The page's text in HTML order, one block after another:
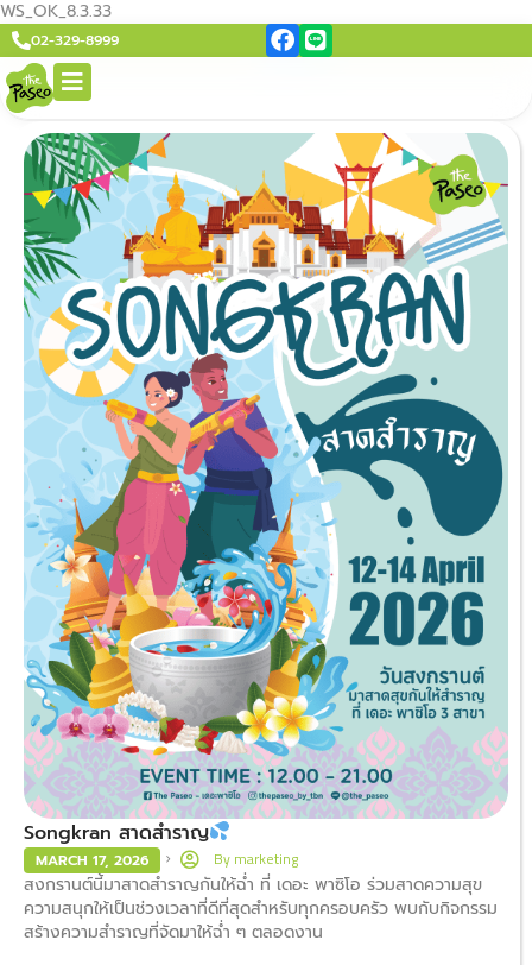
WS_OK_8.3.33
02-329-8999
Songkran สาดสำราญ
MARCH 17, 2026 By marketing
สงกรานต์นี้มาสาดสำราญกันให้ฉ่ำ ที่ เดอะ พาซิโอ ร่วมสาดความสุข
ความสนุกให้เป็นช่วงเวลาที่ดีที่สุดสำหรับทุกครอบครัว พบกับกิจกรรม
สร้างความสำราญที่จัดมาให้ฉ่ำ ๆ ตลอดงาน